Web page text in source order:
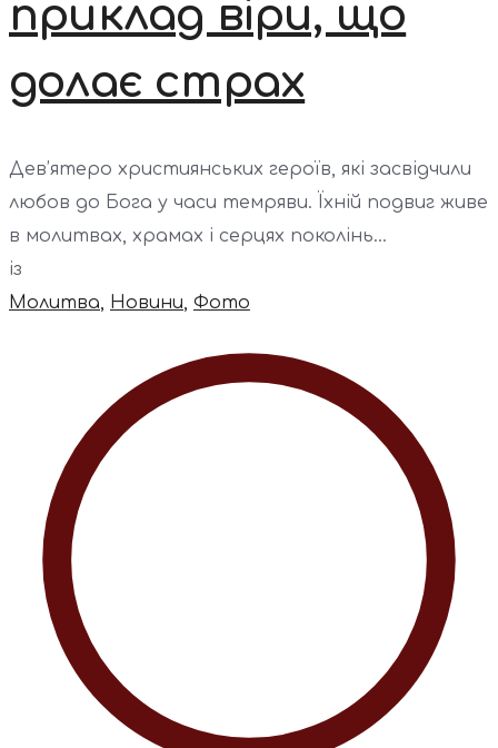
приклад віри, що
долає страх
Дев’ятеро християнських героїв, які засвідчили
любов до Бога у часи темряви. Їхній подвиг живе
в молитвах, храмах і серцях поколінь...
із
Молитва, Новини, Фото